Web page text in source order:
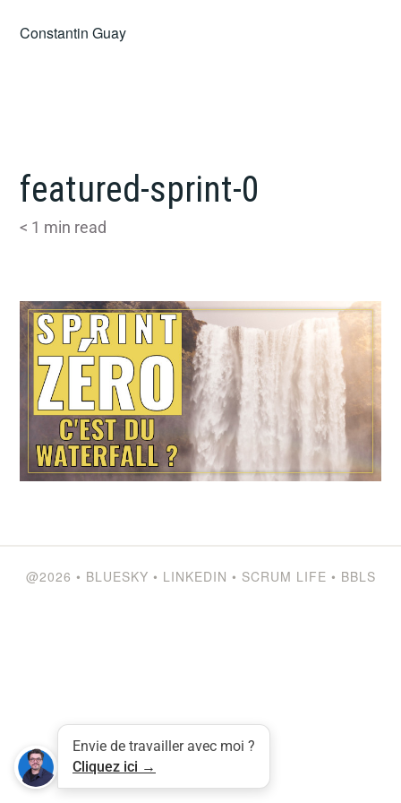
Constantin Guay
featured-sprint-0
< 1 min read
@2026 • BLUESKY • LINKEDIN • SCRUM LIFE • BBLS
Envie de travailler avec moi ?
Cliquez ici →
Share this selection
Tweet LinkedIn